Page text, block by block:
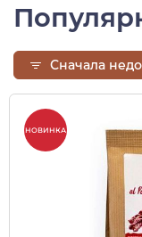
Сначала
НОВИНКА